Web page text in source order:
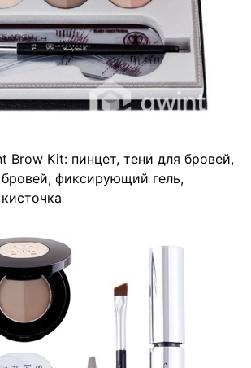
Brow Kit: пинцет, тени для бровей,
фиксирующий гель,